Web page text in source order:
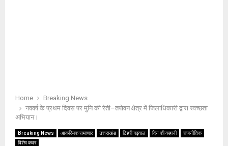
Home
Breaking News
नववर्ष के प्रथम दिवस पर मुनि की रेती–तपोवन क्षेत्र में जिलाधिकारी द्वारा स्वच्छता
अभियान।
Breaking News आकस्मिक समाचार उत्तराखंड टिहरी गढ़वाल दिन की कहानी
राजनीतिक
विशेष कवर